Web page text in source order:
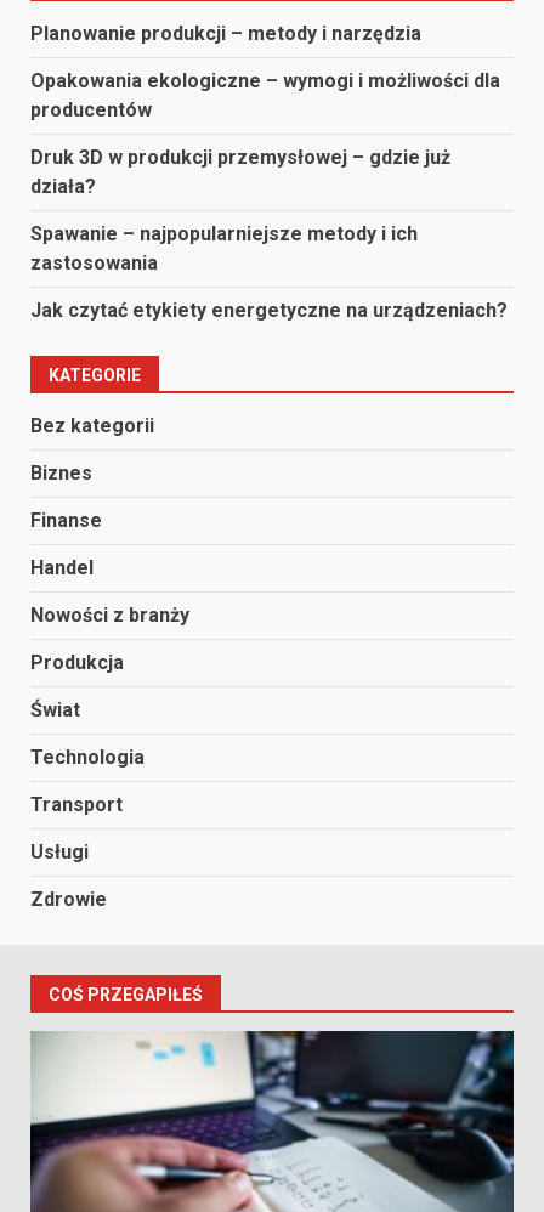
wpisach
Planowanie produkcji – metody i narzędzia
Opakowania ekologiczne – wymogi i możliwości dla
producentów
Druk 3D w produkcji przemysłowej – gdzie już
działa?
Spawanie – najpopularniejsze metody i ich
zastosowania
Jak czytać etykiety energetyczne na urządzeniach?
KATEGORIE
Bez kategorii
Biznes
Finanse
Handel
Nowości z branży
Produkcja
Świat
Technologia
Transport
Usługi
Zdrowie
COŚ PRZEGAPIŁEŚ